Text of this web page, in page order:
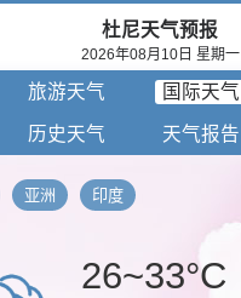
杜尼天气预报
2026年08月10日 星期一
旅游天气 国际天气
历史天气 天气报告
亚洲 印度
26~33°C